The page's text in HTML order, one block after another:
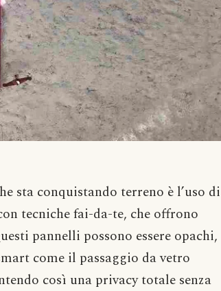
sta conquistando terreno è l’uso di
tecniche fai-da-te, che offrono
pannelli possono essere opachi,
come il passaggio da vetro
così una privacy totale senza